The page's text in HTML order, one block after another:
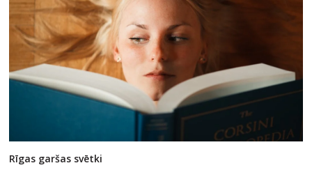
Rīgas garšas svētki